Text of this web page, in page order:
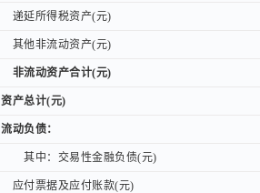
递延所得税资产(元)
其他非流动资产(元)
非流动资产合计(元)
资产总计(元)
流动负债：
其中：交易性金融负债(元)
应付票据及应付账款(元)
递延所得税资产(元)
其他非流动资产(元)
非流动资产合计(元)
资产总计(元)
流动负债：
其中：交易性金融负债(元)
应付票据及应付账款(元)